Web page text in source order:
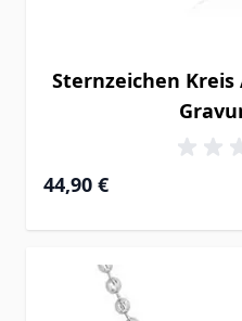
Sternzeichen
44,90 €